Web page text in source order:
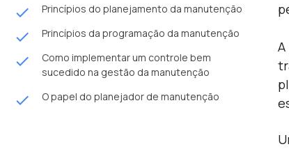
done Princípios do planejamento da manutenção
done Princípios da programação da manutenção
done
Como implementar um controle bem
sucedido na gestão da manutenção
done O papel do planejador de manutenção